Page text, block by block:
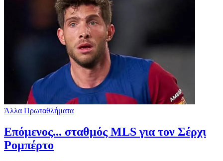
Άλλα Πρωταθλήματα
Επόμενος... σταθμός MLS για τον Σέρχι
Ρομπέρτο